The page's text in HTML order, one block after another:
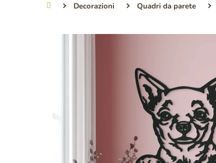
Casa Decorazioni Quadri da parete